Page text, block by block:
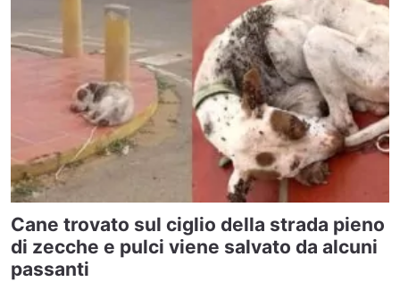
Cane trovato sul ciglio della strada pieno
di zecche e pulci viene salvato da alcuni
passanti